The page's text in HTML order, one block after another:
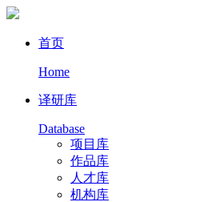
首页
Home
译研库
Database
项目库
作品库
人才库
机构库